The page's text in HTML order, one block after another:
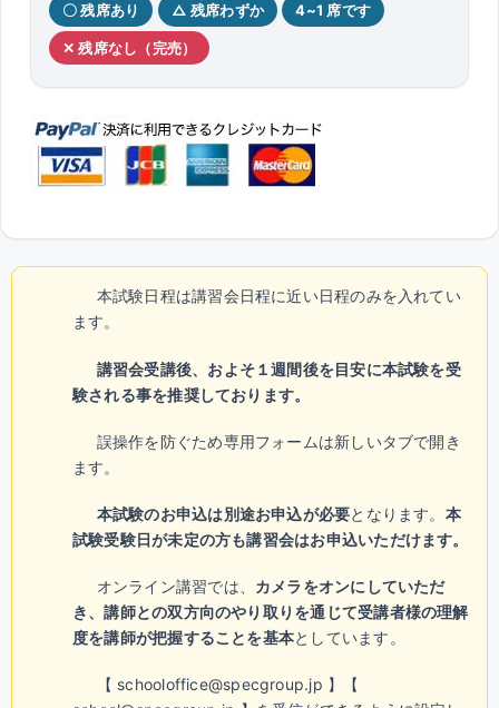
〇 残席あり △ 残席わずか 4~1 席です
✕ 残席なし（完売）
本試験日程は講習会日程に近い日程のみを入れてい
ます。
講習会受講後、およそ１週間後を目安に本試験を受
験される事を推奨しております。
誤操作を防ぐため専用フォームは新しいタブで開き
ます。
本試験のお申込は別途お申込が必要となります。 本
試験受験日が未定の方も講習会はお申込いただけます。
オンライン講習では、 カメラをオンにしていただ
き、講師との双方向のやり取りを通じて受講者様の理解
度を講師が把握することを基本としています。
【 schooloffice@specgroup.jp 】【